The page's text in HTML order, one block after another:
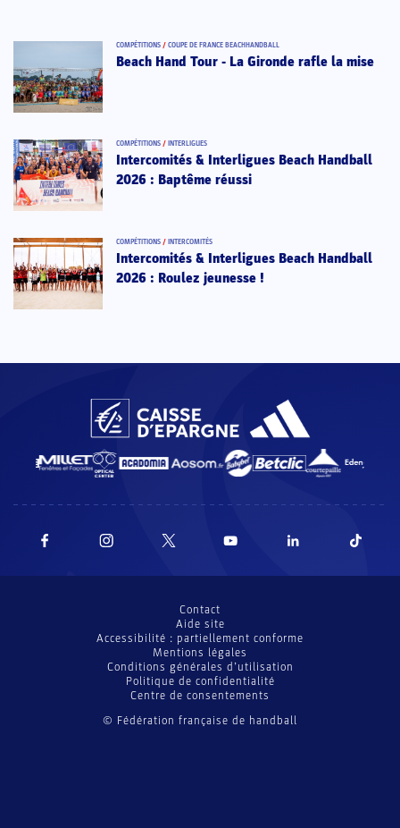
COMPÉTITIONS / COUPE DE FRANCE BEACHHANDBALL
Beach Hand Tour - La Gironde rafle la mise
COMPÉTITIONS / INTERLIGUES
Intercomités & Interligues Beach Handball
2026 : Baptême réussi
COMPÉTITIONS / INTERCOMITÉS
Intercomités & Interligues Beach Handball
2026 : Roulez jeunesse !
© Fédération française de handball
Contact
Aide site
Accessibilité : partiellement conforme
Mentions légales
Conditions générales d’utilisation
Politique de confidentialité
Centre de consentements